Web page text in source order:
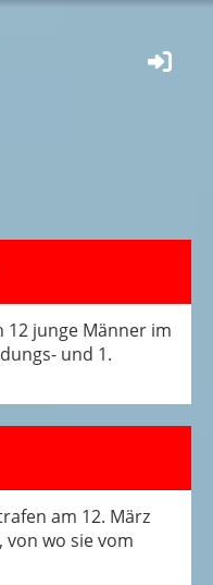
12 junge Männer im
und 1.
am 12. März
wo sie vom